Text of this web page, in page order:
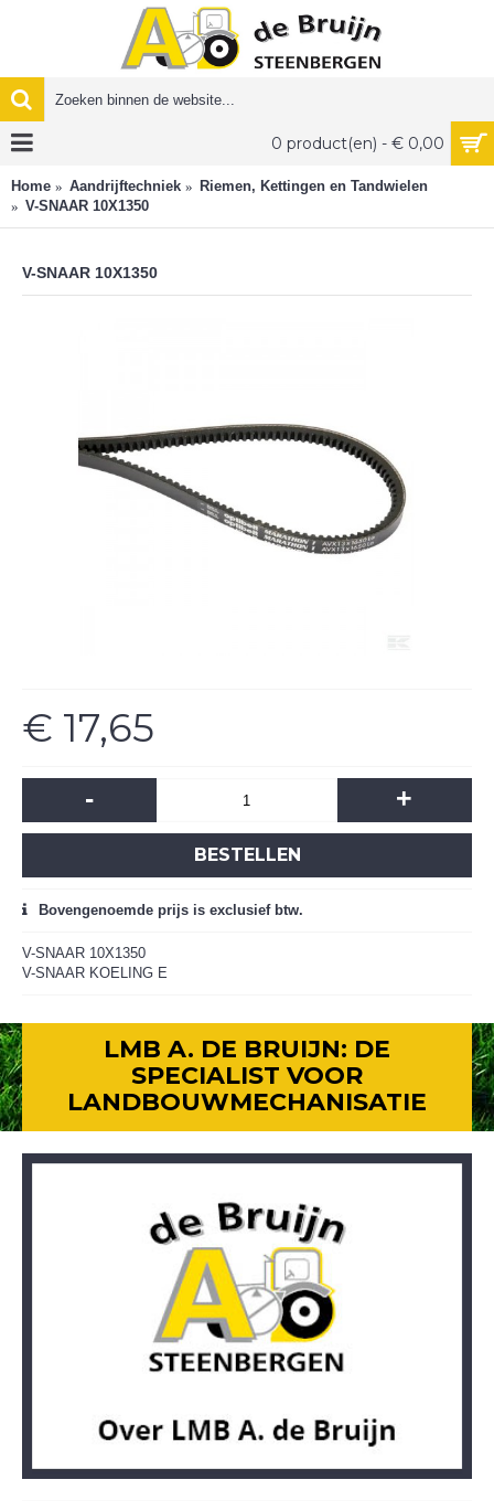
0 product(en) - € 0,00
Home Aandrijftechniek
Riemen, Kettingen en Tandwielen
V-SNAAR 10X1350
V-SNAAR 10X1350
€ 17,65
- +
BESTELLEN
Bovengenoemde prijs is exclusief btw.
V-SNAAR 10X1350
V-SNAAR KOELING E
LMB A. DE BRUIJN: DE
SPECIALIST VOOR
LANDBOUWMECHANISATIE